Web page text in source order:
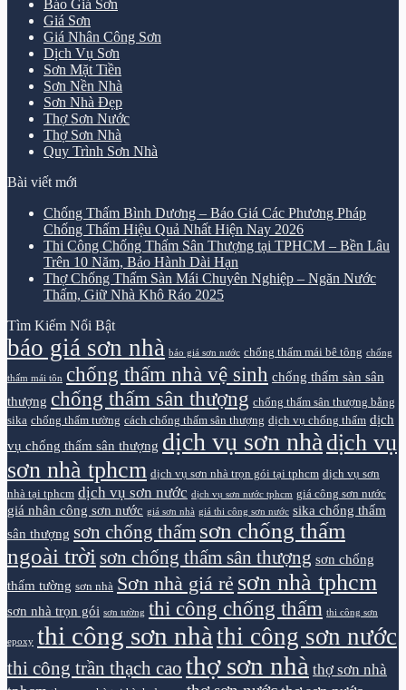
Báo Giá Sơn
Giá Sơn
Giá Nhân Công Sơn
Dịch Vụ Sơn
Sơn Mặt Tiền
Sơn Nền Nhà
Sơn Nhà Đẹp
Thợ Sơn Nước
Thợ Sơn Nhà
Quy Trình Sơn Nhà
Bài viết mới
Chống Thấm Bình Dương – Báo Giá Các Phương Pháp
Chống Thấm Hiệu Quả Nhất Hiện Nay 2026
Thi Công Chống Thấm Sân Thượng tại TPHCM – Bền Lâu
Trên 10 Năm, Bảo Hành Dài Hạn
Thợ Chống Thấm Sàn Mái Chuyên Nghiệp – Ngăn Nước
Thấm, Giữ Nhà Khô Ráo 2025
Tìm Kiếm Nổi Bật
báo giá sơn nhà báo giá sơn nước chống thấm mái bê tông chống
thấm mái tôn chống thấm nhà vệ sinh chống thấm sàn sân
thượng chống thấm sân thượng chống thấm sân thượng bằng
sika chống thấm tường cách chống thấm sân thượng dịch vụ chống thấm dịch
vụ chống thấm sân thượng dịch vụ sơn nhà dịch vụ
sơn nhà tphcm dịch vụ sơn nhà trọn gói tại tphcm dịch vụ sơn
nhà tại tphcm dịch vụ sơn nước dịch vụ sơn nước tphcm giá công sơn nước
giá nhân công sơn nước giá sơn nhà giá thi công sơn nước sika chống thấm
sân thượng sơn chống thấm sơn chống thấm
ngoài trời sơn chống thấm sân thượng sơn chống
thấm tường sơn nhà Sơn nhà giá rẻ sơn nhà tphcm
sơn nhà trọn gói sơn tường thi công chống thấm thi công sơn
epoxy thi công sơn nhà thi công sơn nước
thi công trần thạch cao thợ sơn nhà thợ sơn nhà